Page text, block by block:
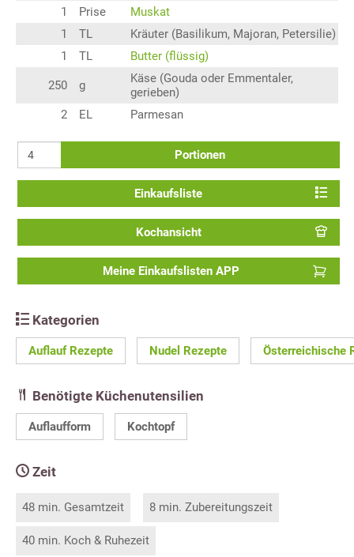
1
Prise
Muskat
1
TL
Kräuter (Basilikum, Majoran, Petersilie)
1
TL Butter (flüssig)
250 g
Käse (Gouda oder Emmentaler,
gerieben)
2
EL Parmesan
Portionen
Einkaufsliste
Kochansicht
Meine Einkaufslisten APP
Kategorien
Auflauf Rezepte Nudel Rezepte Österreichische
Benötigte Küchenutensilien
Auflaufform Kochtopf
Zeit
48 min. Gesamtzeit 8 min. Zubereitungszeit
40 min. Koch & Ruhezeit